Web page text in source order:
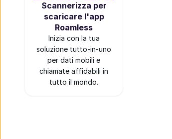
Scannerizza per
scaricare l'app
Roamless
Inizia con la tua
soluzione tutto-in-uno
per dati mobili e
chiamate affidabili in
tutto il mondo.